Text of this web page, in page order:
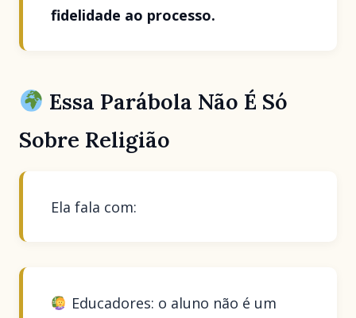
fidelidade ao processo.
Essa Parábola Não É Só
Sobre Religião
Ela fala com:
Educadores: o aluno não é um